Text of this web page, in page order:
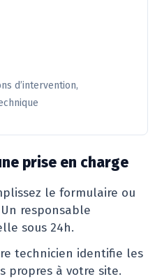
d’intervention,
prise en charge
le formulaire ou
responsable
sous 24h.
technicien identifie les
propres à votre site.